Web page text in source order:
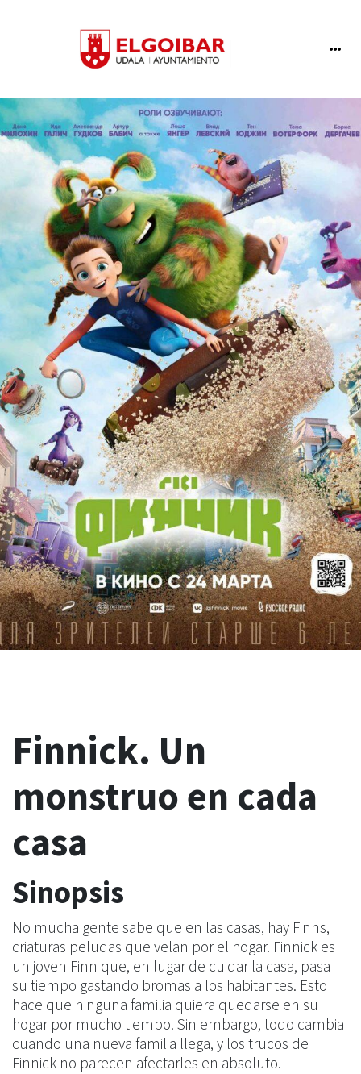
Finnick. Un
monstruo en cada
casa
Sinopsis
No mucha gente sabe que en las casas, hay Finns,
criaturas peludas que velan por el hogar. Finnick es
un joven Finn que, en lugar de cuidar la casa, pasa
su tiempo gastando bromas a los habitantes. Esto
hace que ninguna familia quiera quedarse en su
hogar por mucho tiempo. Sin embargo, todo cambia
cuando una nueva familia llega, y los trucos de
Finnick no parecen afectarles en absoluto.